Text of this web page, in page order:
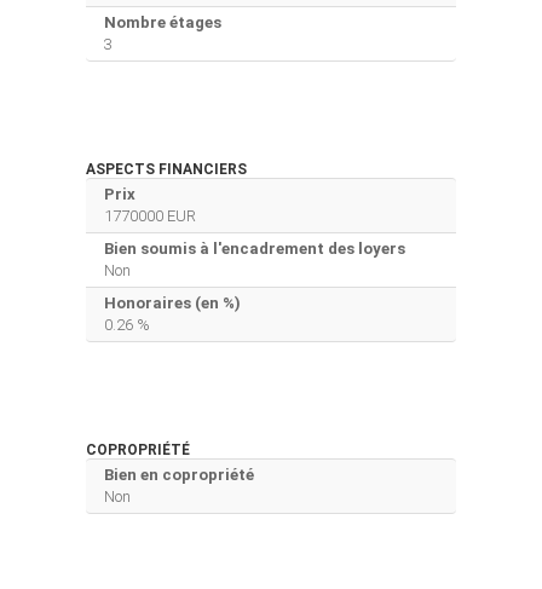
Nombre étages
3
ASPECTS FINANCIERS
Prix
1770000 EUR
Bien soumis à l'encadrement des loyers
Non
Honoraires (en %)
0.26 %
COPROPRIÉTÉ
Bien en copropriété
Non